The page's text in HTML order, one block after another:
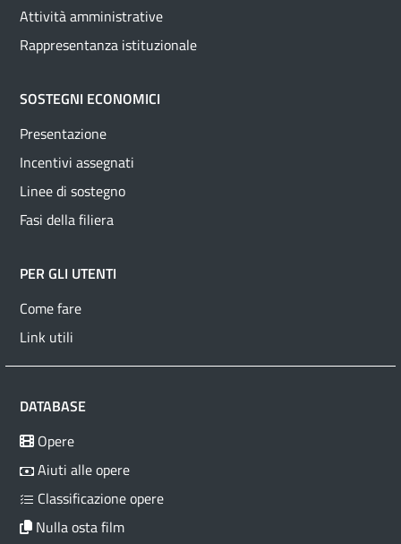
Attività amministrative
Rappresentanza istituzionale
SOSTEGNI ECONOMICI
Presentazione
Incentivi assegnati
Linee di sostegno
Fasi della filiera
PER GLI UTENTI
Come fare
Link utili
DATABASE
Opere
Aiuti alle opere
Classificazione opere
Nulla osta film